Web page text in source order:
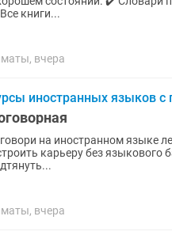
книги...
вчера
иностранных языков с
на иностранном языке
карьеру без языкового
вчера